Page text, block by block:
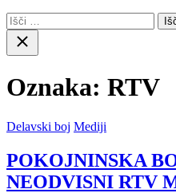
Išči:
Close
search
Oznaka: RTV
Delavski boj Mediji
POKOJNINSKA
NEODVISNI RTV